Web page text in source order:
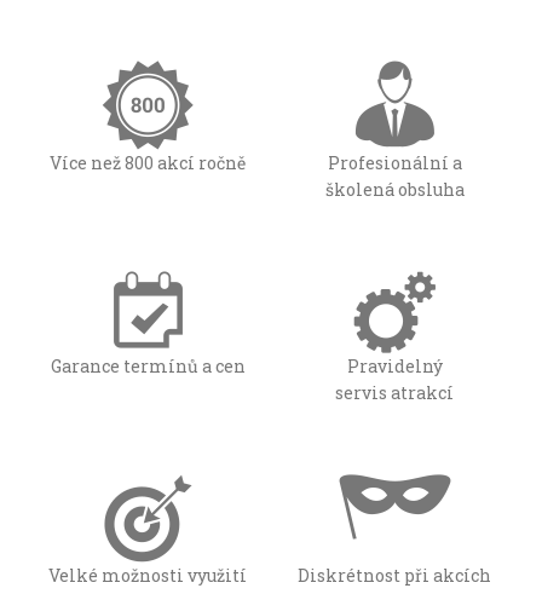
Více než 800 akcí ročně
Profesionální a
školená obsluha
Garance termínů a cen
Pravidelný
servis atrakcí
Velké možnosti využití Diskrétnost při akcích